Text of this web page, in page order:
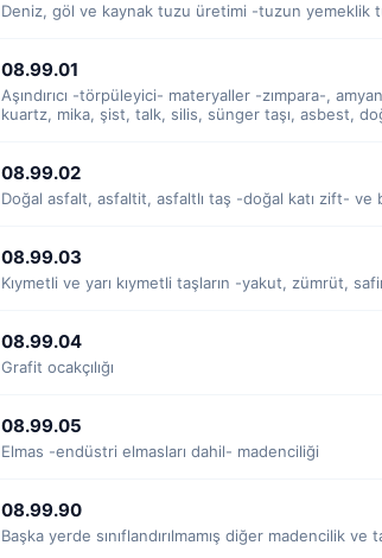
Deniz, göl ve kaynak tuzu üretimi -tuzun yemeklik
08.99.01
Aşındırıcı -törpüleyici- materyaller -zımpara-,
kuartz, mika, şist, talk, silis, sünger taşı, asbest,
08.99.02
Doğal asfalt, asfaltit, asfaltlı taş -doğal katı zift- ve
08.99.03
Kıymetli ve yarı kıymetli taşların -yakut, zümrüt,
08.99.04
Grafit ocakçılığı
08.99.05
Elmas -endüstri elmasları dahil- madenciliği
08.99.90
Başka yerde sınıflandırılmamış diğer madencilik ve